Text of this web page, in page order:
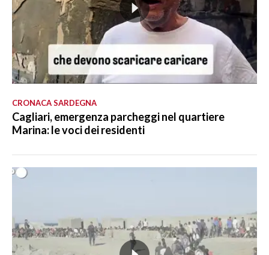
CRONACA SARDEGNA
Cagliari, emergenza parcheggi nel quartiere
Marina: le voci dei residenti